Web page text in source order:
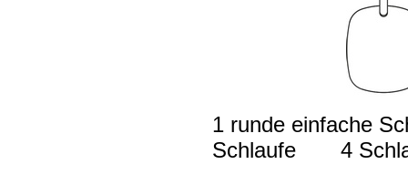
1 runde
Schlaufe 4